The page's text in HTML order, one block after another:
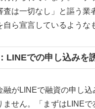
査は一切なし」と謳う業
ら宣言しているような
LINEでの申し込みを
融がLINEで融資の申し込
ません。「まずはLINEで